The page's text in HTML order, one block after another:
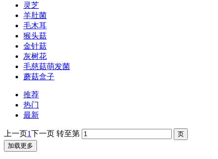
灵芝
羊肚菌
毛木耳
猴头菇
金针菇
灰树花
毛慈菇萌发菌
蘑菇盒子
推荐
热门
最新
上一页1下一页 转至第
加载更多